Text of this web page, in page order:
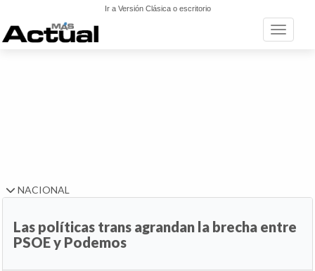
Ir a Versión Clásica o escritorio
Toggle
NACIONAL
Las políticas trans agrandan la brecha entre
PSOE y Podemos